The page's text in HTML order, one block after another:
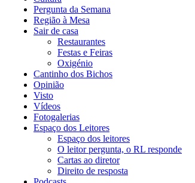
Pergunta da Semana
Região à Mesa
Sair de casa
Restaurantes
Festas e Feiras
Oxigénio
Cantinho dos Bichos
Opinião
Visto
Vídeos
Fotogalerias
Espaço dos Leitores
Espaço dos leitores
O leitor pergunta, o RL responde
Cartas ao diretor
Direito de resposta